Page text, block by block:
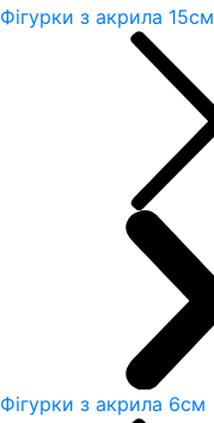
Фігурки з акрила 15см
Фігурки з акрила 6см